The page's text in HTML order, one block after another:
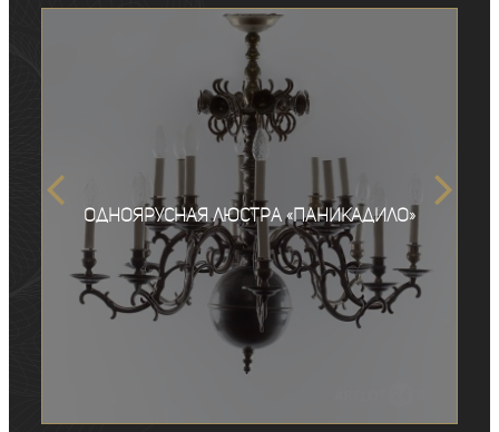
Одноярусная люстра «Паникадило»